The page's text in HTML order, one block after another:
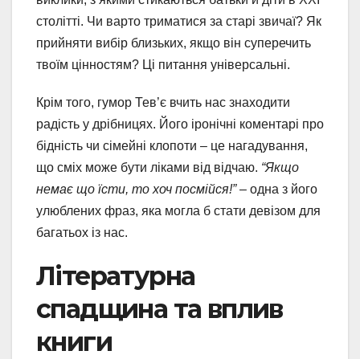
столітті. Чи варто триматися за старі звичаї? Як
прийняти вибір близьких, якщо він суперечить
твоїм цінностям? Ці питання універсальні.
Крім того, гумор Тев’є вчить нас знаходити
радість у дрібницях. Його іронічні коментарі про
бідність чи сімейні клопоти – це нагадування,
що сміх може бути ліками від відчаю. “Якщо
немає що їсти, то хоч посмійся!”– одна з його
улюблених фраз, яка могла б стати девізом для
багатьох із нас.
Літературна
спадщина та вплив
книги